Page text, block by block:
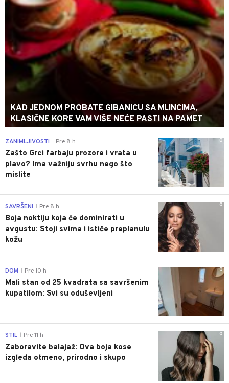
KAD JEDNOM PROBATE GIBANICU SA MLINCIMA,
KLASIČNE KORE VAM VIŠE NEĆE PASTI NA PAMET
0
ZANIMLJIVOSTI Pre 8 h
Zašto Grci farbaju prozore i vrata u
plavo? Ima važniju svrhu nego što
mislite
0
SAVRŠENI Pre 8 h
Boja noktiju koja će dominirati u
avgustu: Stoji svima i ističe preplanulu
kožu
0
DOM Pre 10 h
Mali stan od 25 kvadrata sa savršenim
kupatilom: Svi su oduševljeni
0
STIL Pre 11 h
Zaboravite balajaž: Ova boja kose
izgleda otmeno, prirodno i skupo